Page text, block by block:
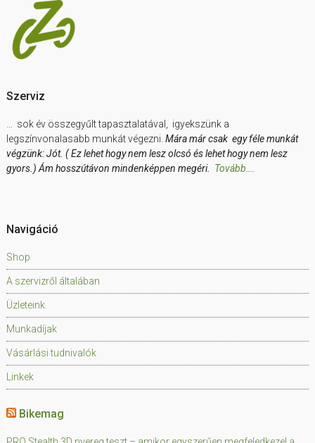
Szerviz
… sok év összegyűlt tapasztalatával, igyekszünk a
legszínvonalasabb munkát végezni. Mára már csak egy féle munkát
végzünk: Jót. ( Ez lehet hogy nem lesz olcsó és lehet hogy nem lesz
gyors.) Ám hosszútávon mindenképpen megéri. Tovább….
Navigáció
Shop
A szervizről általában
Üzleteink
Munkadíjak
Vásárlási tudnivalók
Linkek
Bikemag